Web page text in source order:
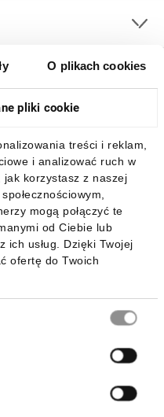
O plikach cookies
pliki cookie
treści i reklam,
i analizować ruch w
korzystasz z naszej
mogą połączyć te
od Ciebie lub
ich usług. Dzięki Twojej
ofertę do Twoich
mobilną: